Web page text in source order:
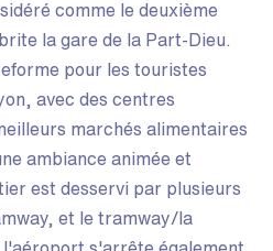
comme le deuxième
la gare de la Part-Dieu.
pour les touristes
avec des centres
marchés alimentaires
ambiance animée et
est desservi par plusieurs
et le tramway/la